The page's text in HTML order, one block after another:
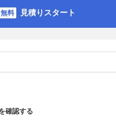
見積りスタート
確認する